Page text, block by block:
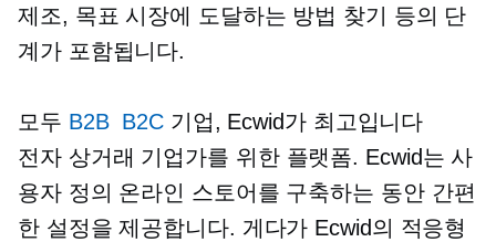
제조, 목표 시장에 도달하는 방법 찾기 등의 단
계가 포함됩니다.
모두 B2B B2C기업, Ecwid가 최고입니다
전자 상거래 기업가를 위한 플랫폼. Ecwid는 사
용자 정의 온라인 스토어를 구축하는 동안 간편
한 설정을 제공합니다. 게다가 Ecwid의 적응형